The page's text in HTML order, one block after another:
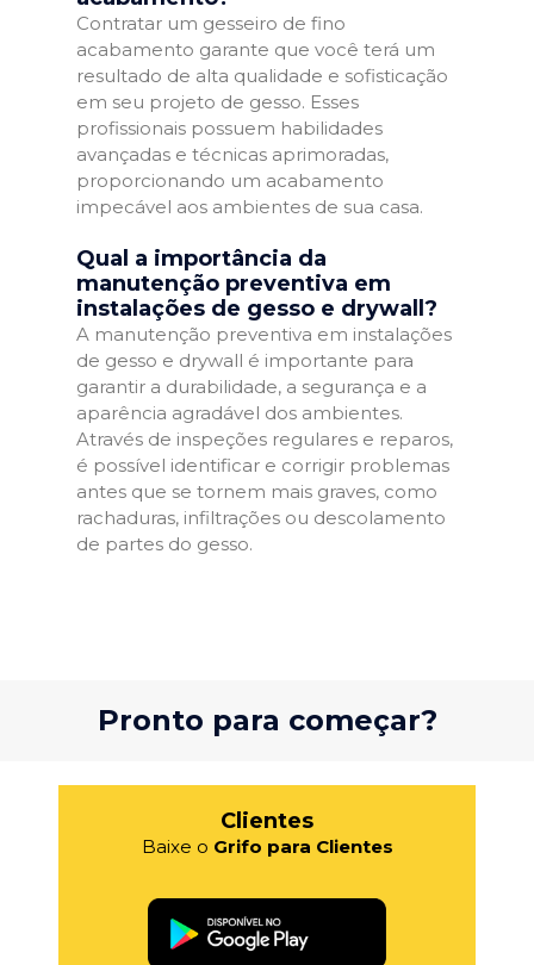
Contratar um gesseiro de fino
acabamento garante que você terá um
resultado de alta qualidade e sofisticação
em seu projeto de gesso. Esses
profissionais possuem habilidades
avançadas e técnicas aprimoradas,
proporcionando um acabamento
impecável aos ambientes de sua casa.
Qual a importância da
manutenção preventiva em
instalações de gesso e drywall?
A manutenção preventiva em instalações
de gesso e drywall é importante para
garantir a durabilidade, a segurança e a
aparência agradável dos ambientes.
Através de inspeções regulares e reparos,
é possível identificar e corrigir problemas
antes que se tornem mais graves, como
rachaduras, infiltrações ou descolamento
de partes do gesso.
Pronto para começar?
Clientes
Baixe o Grifo para Clientes